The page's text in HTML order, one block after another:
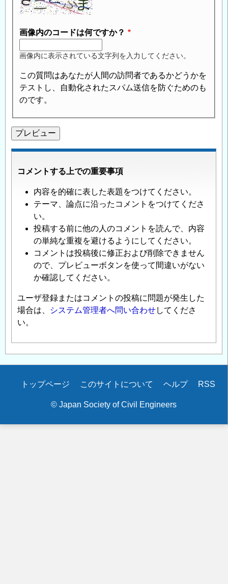
画像内のコードは何ですか？
画像内に表示されている文字列を入力してください。
この質問はあなたが人間の訪問者であるかどうかを
テストし、自動化されたスパム送信を防ぐためのも
のです。
コメントする上での重要事項
内容を的確に表した表題をつけてください。
テーマ、論点に沿ったコメントをつけてくださ
い。
投稿する前に他の人のコメントを読んで、内容
の単純な重複を避けるようにしてください。
コメントは投稿後に修正および削除できません
ので、プレビューボタンを使って間違いがない
か確認してください。
ユーザ登録またはコメントの投稿に問題が発生した
場合は、
システム管理者へ問い合わせしてくださ
い。
Secondary
トップページ このサイトについて ヘルプ RSS
© Japan Society of Civil Engineers